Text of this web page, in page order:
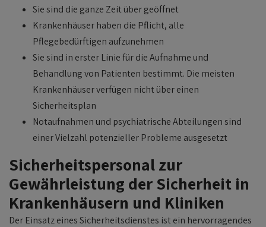
Sie sind die ganze Zeit über geöffnet
Krankenhäuser haben die Pflicht, alle
Pflegebedürftigen aufzunehmen
Sie sind in erster Linie für die Aufnahme und
Behandlung von Patienten bestimmt. Die meisten
Krankenhäuser verfügen nicht über einen
Sicherheitsplan
Notaufnahmen und psychiatrische Abteilungen sind
einer Vielzahl potenzieller Probleme ausgesetzt
Sicherheitspersonal zur
Gewährleistung der Sicherheit in
Krankenhäusern und Kliniken
Der Einsatz eines Sicherheitsdienstes ist ein hervorragendes